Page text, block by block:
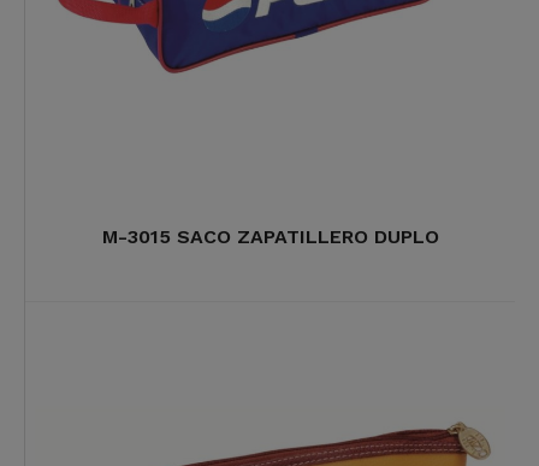
M-3015 SACO ZAPATILLERO DUPLO